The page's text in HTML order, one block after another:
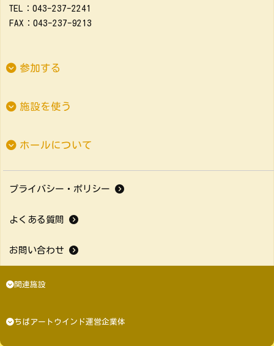
TEL：043-237-2241
FAX：043-237-9213
参加する
施設を使う
ホールについて
プライバシー・ポリシー
よくある質問
お問い合わせ
関連施設
ちばアートウインド運営企業体